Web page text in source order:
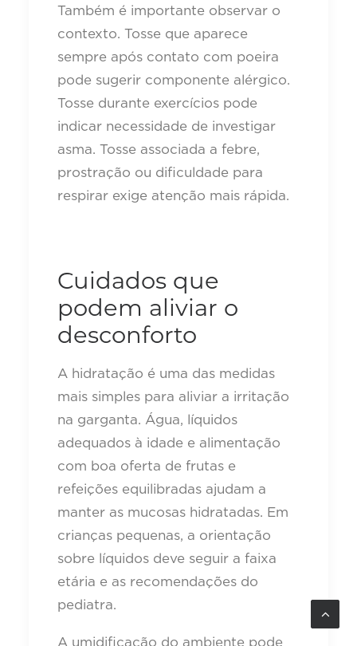
Também é importante observar o
contexto. Tosse que aparece
sempre após contato com poeira
pode sugerir componente alérgico.
Tosse durante exercícios pode
indicar necessidade de investigar
asma. Tosse associada a febre,
prostração ou dificuldade para
respirar exige atenção mais rápida.
Cuidados que
podem aliviar o
desconforto
A hidratação é uma das medidas
mais simples para aliviar a irritação
na garganta. Água, líquidos
adequados à idade e alimentação
com boa oferta de frutas e
refeições equilibradas ajudam a
manter as mucosas hidratadas. Em
crianças pequenas, a orientação
sobre líquidos deve seguir a faixa
etária e as recomendações do
pediatra.
A umidificação do ambiente pode